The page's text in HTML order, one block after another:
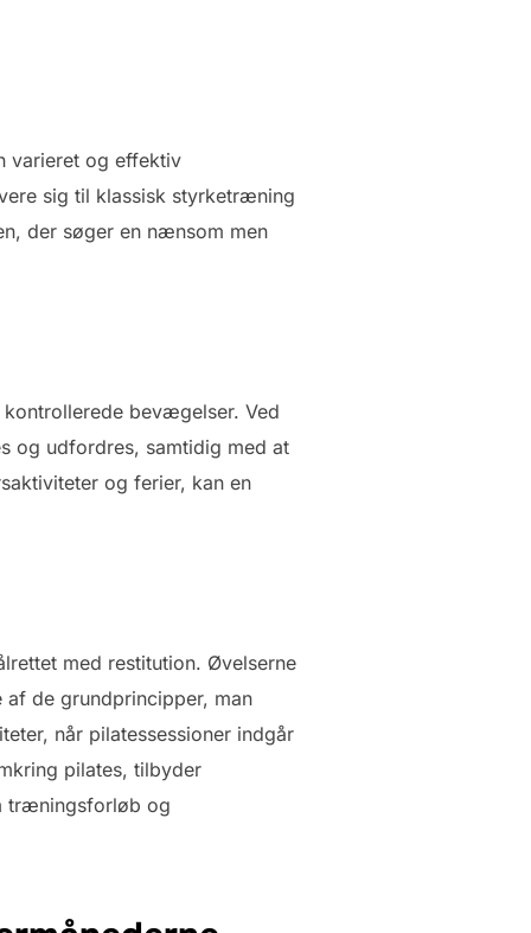
varieret og effektiv
sig til klassisk styrketræning
der søger en nænsom men
bevægelser. Ved
og udfordres, samtidig med at
og ferier, kan en
med restitution. Øvelserne
de grundprincipper, man
når pilatessessioner indgår
pilates, tilbyder
træningsforløb og